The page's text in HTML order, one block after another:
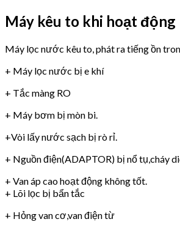
Máy kêu to khi hoạt động
Máy lọc nước kêu to, phát ra tiếng ồn
+ Máy lọc nước bị e khí
+ Tắc màng RO
+ Máy bơm bị mòn bi.
+Vòi lấy nước sạch bị rò rỉ.
+ Nguồn điện(ADAPTOR) bị nổ tụ,cháy
+ Van áp cao hoạt động không tốt.
+ Lõi lọc bị bẩn tắc
+ Hỏng van cơ,van điện từ